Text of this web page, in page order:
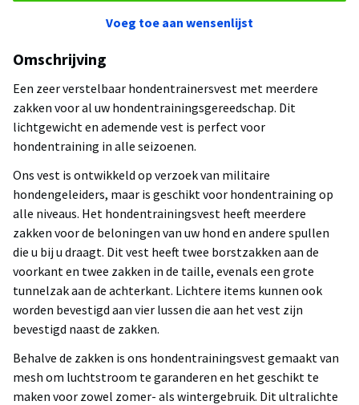
Voeg toe aan wensenlijst
Omschrijving
Een zeer verstelbaar hondentrainersvest met meerdere
zakken voor al uw hondentrainingsgereedschap. Dit
lichtgewicht en ademende vest is perfect voor
hondentraining in alle seizoenen.
Ons vest is ontwikkeld op verzoek van militaire
hondengeleiders, maar is geschikt voor hondentraining op
alle niveaus. Het hondentrainingsvest heeft meerdere
zakken voor de beloningen van uw hond en andere spullen
die u bij u draagt. Dit vest heeft twee borstzakken aan de
voorkant en twee zakken in de taille, evenals een grote
tunnelzak aan de achterkant. Lichtere items kunnen ook
worden bevestigd aan vier lussen die aan het vest zijn
bevestigd naast de zakken.
Behalve de zakken is ons hondentrainingsvest gemaakt van
mesh om luchtstroom te garanderen en het geschikt te
maken voor zowel zomer- als wintergebruik. Dit ultralichte